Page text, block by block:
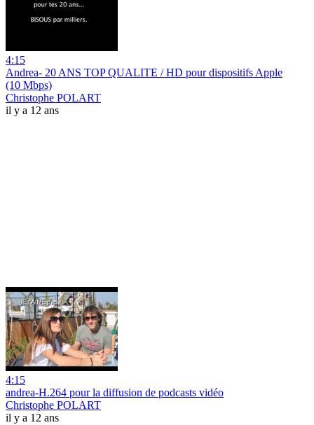
4:15
Andrea- 20 ANS TOP QUALITE / HD pour dispositifs Apple
(10 Mbps)
Christophe POLART
il y a 12 ans
4:15
andrea-H.264 pour la diffusion de podcasts vidéo
Christophe POLART
il y a 12 ans